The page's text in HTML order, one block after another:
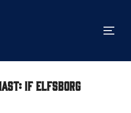
IF Elfsborg